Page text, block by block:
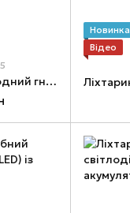
5
Ліхтар світлодіодний гнучкий HANDS FREE з магнітом
Новинка
Відео